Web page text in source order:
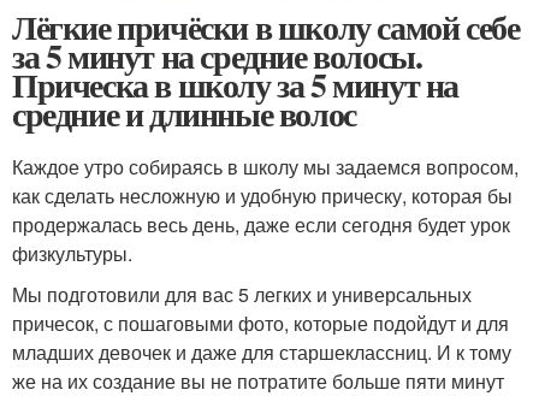
Лёгкие причёски в школу самой себе
за 5 минут на средние волосы.
Прическа в школу за 5 минут на
средние и длинные волос
Каждое утро собираясь в школу мы задаемся вопросом,
как сделать несложную и удобную прическу, которая бы
продержалась весь день, даже если сегодня будет урок
физкультуры.
Мы подготовили для вас 5 легких и универсальных
причесок, с пошаговыми фото, которые подойдут и для
младших девочек и даже для старшеклассниц. И к тому
же на их создание вы не потратите больше пяти минут